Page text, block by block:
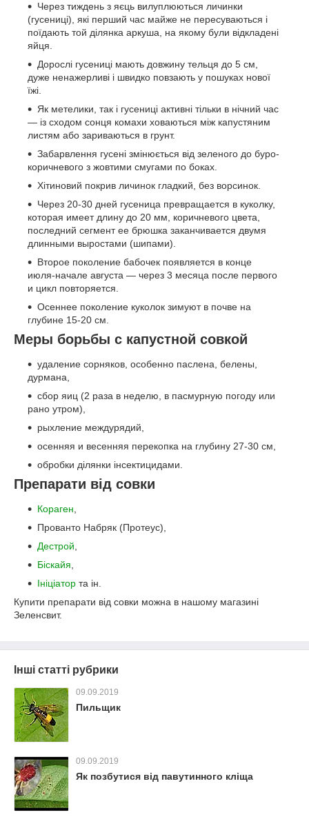
Через тиждень з яєць вилуплюються личинки
(гусениці), які перший час майже не пересуваються і
поїдають той ділянка аркуша, на якому були відкладені
яйця.
Дорослі гусениці мають довжину тельця до 5 см,
дуже ненажерливі і швидко повзають у пошуках нової
їжі.
Як метелики, так і гусениці активні тільки в нічний час
— із сходом сонця комахи ховаються між капустяним
листям або зариваються в грунт.
Забарвлення гусені змінюється від зеленого до буро-
коричневого з жовтими смугами по боках.
Хітиновий покрив личинок гладкий, без ворсинок.
Через 20-30 дней гусеница превращается в куколку,
которая имеет длину до 20 мм, ко­ричневого цвета,
последний сег­мент ее брюшка заканчивается двумя
длинными выростами (шипами).
Второе поколение бабочек появляется в конце
июля-начале августа — через 3 месяца после первого
и цикл повторяется.
Осеннее поколение куколок зимуют в почве на
глубине 15-20 см.
Меры борьбы с капустной совкой
удаление сорняков, особенно паслена, белены,
дурмана,
сбор яиц (2 раза в неделю, в пасмурную погоду или
рано утром),
рыхление междурядий,
осенняя и весенняя перекопка на глу­бину 27-30 см,
обробки ділянки інсектицидами.
Препарати від совки
Кораген
Прованто Набряк (Протеус),
Дестрой
Біскайя
Ініціатор та ін.
Купити препарати від совки можна в нашому магазині
Зеленсвит.
Інші статті рубрики
09.09.2019
Пильщик
09.09.2019
Як позбутися від павутинного кліща